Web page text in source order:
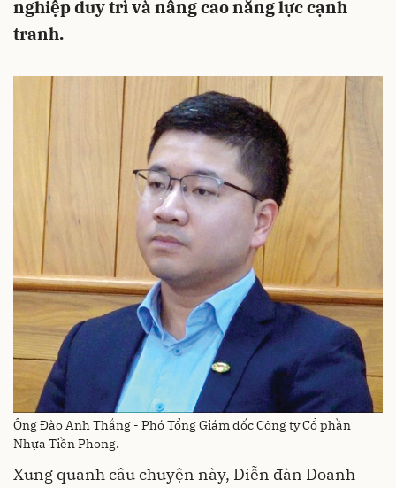
nghiệp duy trì và nâng cao năng lực cạnh
tranh.
Ông Đào Anh Thắng - Phó Tổng Giám đốc Công ty Cổ phần
Nhựa Tiền Phong.
Xung quanh câu chuyện này, Diễn đàn Doanh